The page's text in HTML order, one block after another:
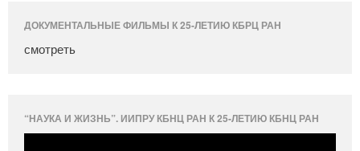
ДОКУМЕНТАЛЬНЫЕ ФИЛЬМЫ К 25-ЛЕТИЮ КБРЦ РАН
смотреть
“НАУКА И ЖИЗНЬ”. ИИПРУ КБНЦ РАН К 25-ЛЕТИЮ КБНЦ РАН